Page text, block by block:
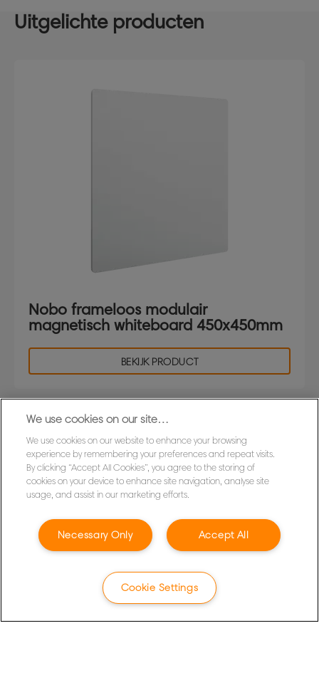
Uitgelichte producten
Nobo frameloos modulair
magnetisch whiteboard 450x450mm
BEKIJK PRODUCT
Privacyverklaring
Cookies
Jurdische kennisgeving
Mijn gegevens beheren
We use cookies on our site…
We use cookies on our website to enhance your browsing
experience by remembering your preferences and repeat visits.
By clicking “Accept All Cookies”, you agree to the storing of
cookies on your device to enhance site navigation, analyse site
usage, and assist in our marketing efforts.
Accept All
Necessary Only
Cookie Settings